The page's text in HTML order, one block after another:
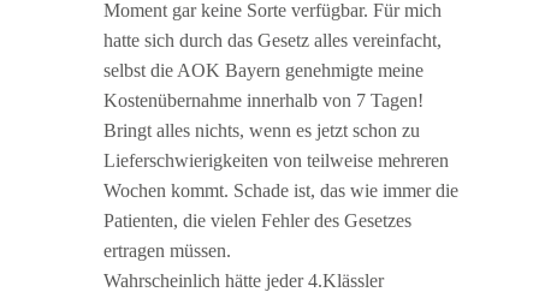
Moment gar keine Sorte verfügbar. Für mich
hatte sich durch das Gesetz alles vereinfacht,
selbst die AOK Bayern genehmigte meine
Kostenübernahme innerhalb von 7 Tagen!
Bringt alles nichts, wenn es jetzt schon zu
Lieferschwierigkeiten von teilweise mehreren
Wochen kommt. Schade ist, das wie immer die
Patienten, die vielen Fehler des Gesetzes
ertragen müssen.
Wahrscheinlich hätte jeder 4.Klässler